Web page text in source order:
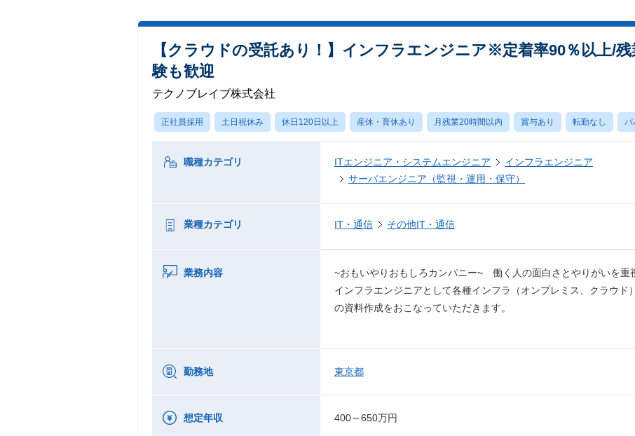
【クラウドの受託あり！】インフラエンジニア※定着率90％以上/
験も歓迎
テクノブレイブ株式会社
正社員採用 土日祝休み 休日120日以上 産休・育休あり 月残業20時間以内 賞与あり 転勤なし パ
職種カテゴリ ITエンジニア・システムエンジニア
インフラエンジニア
サーバエンジニア（監視・運用・保守）
業種カテゴリ IT・通信 その他IT・通信
業務内容
~おもいやりおもしろカンパニー~ 働く人の面白さとやりがいを重
インフラエンジニアとして各種インフラ（オンプレミス、クラウド
の資料作成をおこなっていただきます。
勤務地 東京都
想定年収 400～650万円